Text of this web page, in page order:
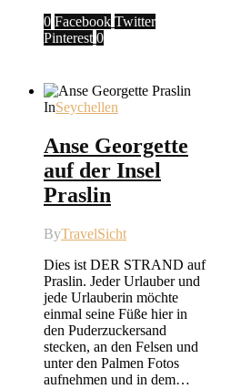
0 Facebook Twitter
Pinterest 0
InSeychellen
Anse Georgette
auf der Insel
Praslin
ByTravelSicht
Dies ist DER STRAND auf
Praslin. Jeder Urlauber und
jede Urlauberin möchte
einmal seine Füße hier in
den Puderzuckersand
stecken, an den Felsen und
unter den Palmen Fotos
aufnehmen und in dem…